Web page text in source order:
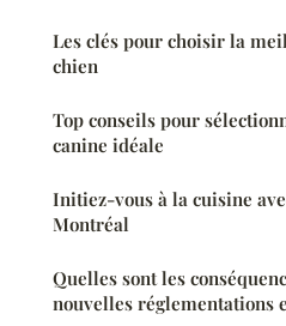
Les clés pour choisir la
chien
Top conseils pour
canine idéale
Initiez-vous à la cuisine
Montréal
Quelles sont les
nouvelles réglementations